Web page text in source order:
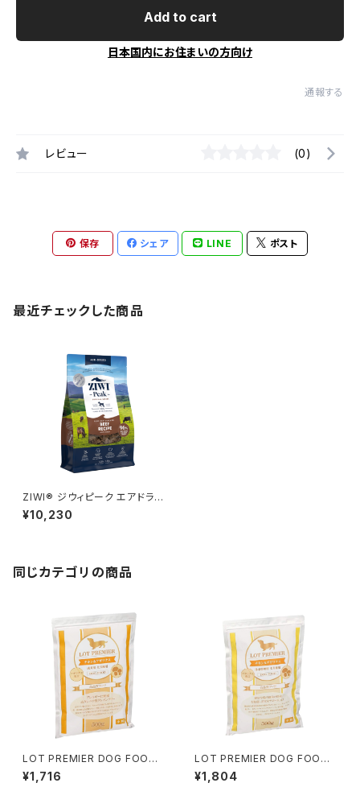
Add to cart
日本国内にお住まいの方向け
通報する
レビュー (0)
保存 シェア LINE ポスト
最近チェックした商品
ZIWI® ジウィピーク エアドラ
イ・ドッグフード グラスフェッドビ
ーフ1kg
¥10,230
同じカテゴリの商品
LOT PREMIER DOG FOOD
チキン&アガリクス 成犬用 全犬
種 500g
¥1,716
LOT PREMIER DOG FOOD
チキン&アガリクス 体重管理用
全犬種 500g
¥1,804